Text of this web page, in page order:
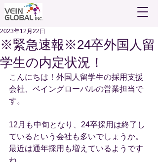
※緊急速報※24卒外国人留
学生の内定状況！
2023年12月22日
こんにちは！外国人留学生の採用支援
会社、ベイングローバルの営業担当で
す。
12月も中旬となり、24卒採用は終了し
ているという会社も多いでしょうか。
最近は通年採用も増えているようです
ね。